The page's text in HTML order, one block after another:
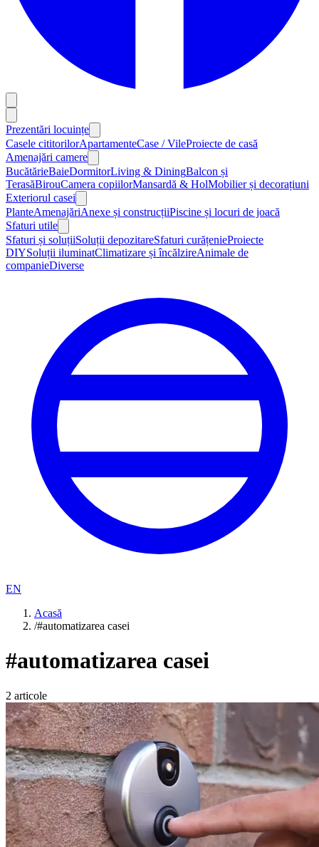
Prezentări locuințe
Casele cititorilorApartamenteCase / VileProiecte de casă
Amenajări camere
BucătărieBaieDormitorLiving & DiningBalcon și
TerasăBirouCamera copiilorMansardă & HolMobilier și decorațiuni
Exteriorul casei
PlanteAmenajăriAnexe și construcțiiPiscine și locuri de joacă
Sfaturi utile
Sfaturi și soluțiiSoluții depozitareSfaturi curățenieProiecte
DIYSoluții iluminatClimatizare și încălzireAnimale de
companieDiverse
EN
Acasă
/#automatizarea casei
#automatizarea casei
2 articole